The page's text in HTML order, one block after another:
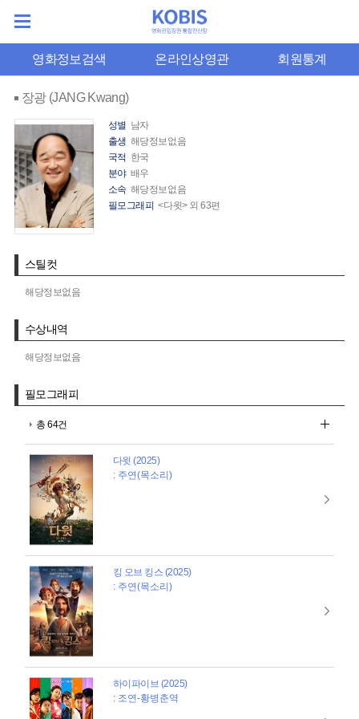
영화정보검색 온라인상영관 회원통계
장광 (JANG Kwang)
성별 남자
출생 해당정보없음
국적 한국
분야 배우
소속 해당정보없음
필모그래피 <다윗> 외 63편
스틸컷
해당정보없음
수상내역
해당정보없음
필모그래피
총 64건
다윗 (2025)
: 주연(목소리)
킹 오브 킹스 (2025)
: 주연(목소리)
하이파이브 (2025)
: 조연-황병춘역